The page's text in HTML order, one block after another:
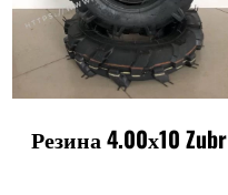
Резина 4.00х10 Zubr